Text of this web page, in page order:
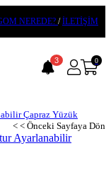
NEREDE? /İLETİŞİM
3 0
Çapraz Yüzük
< < Önceki Sayfaya Dön